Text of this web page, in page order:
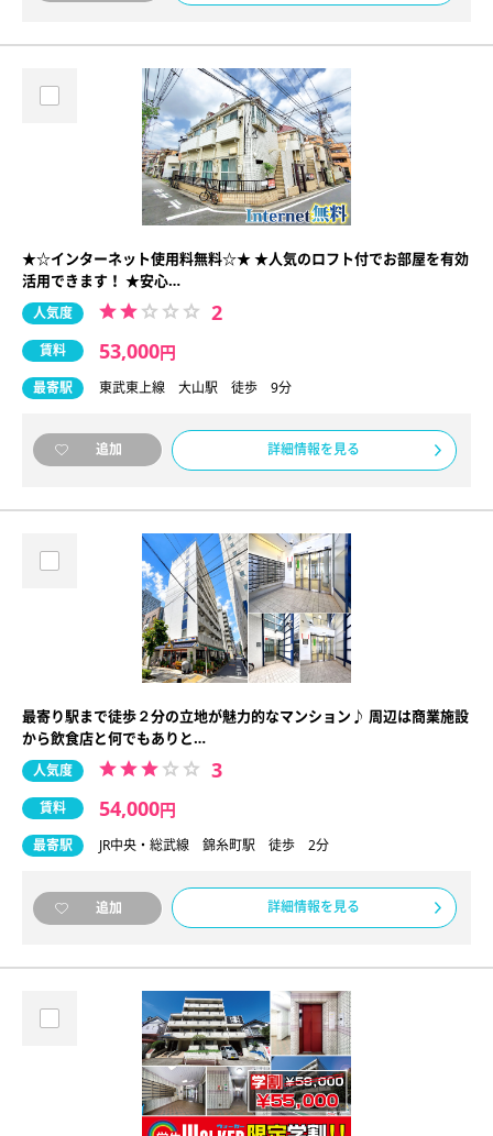
★☆インターネット使用料無料☆★ ★人気のロフト付でお部屋を有効
活用できます！ ★安心…
人気度 2
賃料 53,000円
最寄駅 東武東上線 大山駅 徒歩 9分
追加 詳細情報を見る
最寄り駅まで徒歩２分の立地が魅力的なマンション♪ 周辺は商業施設
から飲食店と何でもありと…
人気度 3
賃料 54,000円
最寄駅 JR中央・総武線 錦糸町駅 徒歩 2分
追加 詳細情報を見る